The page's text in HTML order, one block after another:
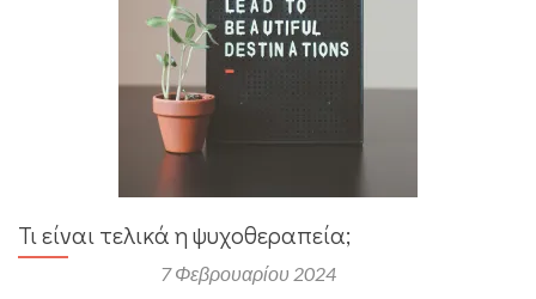
Τι είναι τελικά η ψυχοθεραπεία;
7 Φεβρουαρίου 2024